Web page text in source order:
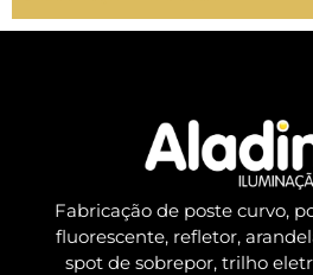
Fabricação de poste curvo,
fluorescente, refletor,
spot de sobrepor, trilho